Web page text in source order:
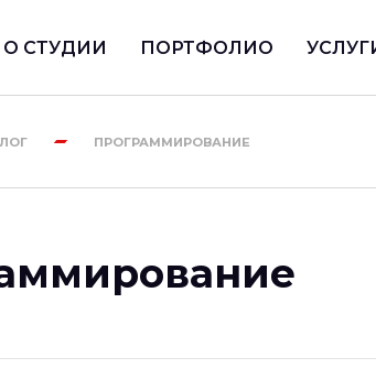
О СТУДИИ ПОРТФОЛИО
ПРОГРАММИРОВАНИЕ